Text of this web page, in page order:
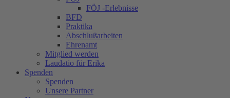
FÖJ -Erlebnisse
BFD
Praktika
Abschlußarbeiten
Ehrenamt
Mitglied werden
Laudatio für Erika
Spenden
Spenden
Unsere Partner